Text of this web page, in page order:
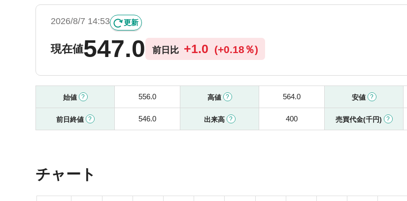
2026/8/7 14:53 更新
現在値547.0 前日比 +1.0 (+0.18％)
始値 556.0 高値 564.0 安値
前日終値 546.0 出来高 400 売買代金(千円)
チャート